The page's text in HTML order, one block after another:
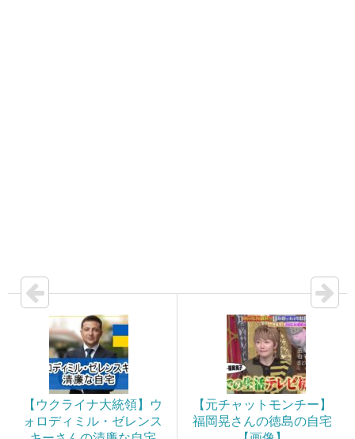
【ウクライナ大統領】ウ
ォロディミル・ゼレンス
【元チャットモンチー】
福岡晃さんの徳島の自宅